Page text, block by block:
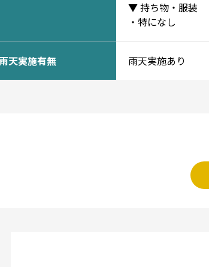
▼ 持ち物・服装
・特になし
天実施有無 雨天実施あり